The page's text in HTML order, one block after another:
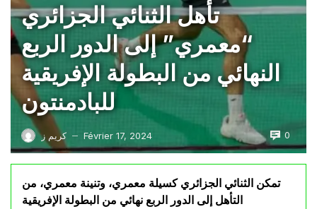
تأهل الثنائي الجزائري
“معمري” إلى الدور الربع
النهائي من البطولة الإفريقية
للبادمنتون
كريم ز — Février 17, 2024 0
تمكن الثنائي الجزائري كسيلة معمري، وتنينة معمري، من
التأهل إلى الدور الربع نهائي من البطولة الإفريقية